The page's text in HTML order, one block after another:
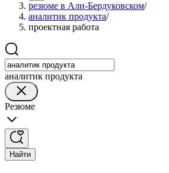
резюме в Али-Бердуковском/
аналитик продукта/
проектная работа
аналитик продукта
Резюме
Найти